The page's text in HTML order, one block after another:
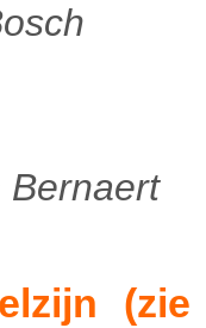
Bernaert